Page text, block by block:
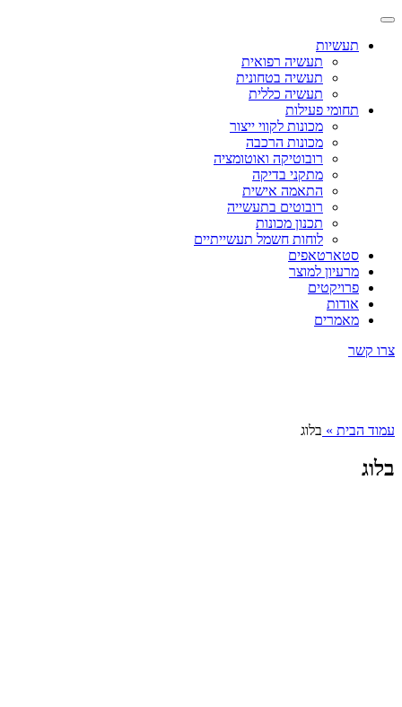
תעשיות
תעשיה רפואית
תעשיה בטחונית
תעשיה כללית
תחומי פעילות
מכונות לקווי ייצור
מכונות הרכבה
רובוטיקה ואוטומציה
מתקני בדיקה
התאמה אישית
רובוטים בתעשייה
תכנון מכונות
לוחות חשמל תעשייתיים
סטארטאפים
מרעיון למוצר
פרויקטים
אודות
מאמרים
צרו קשר
עמוד הבית » בלוג
בלוג